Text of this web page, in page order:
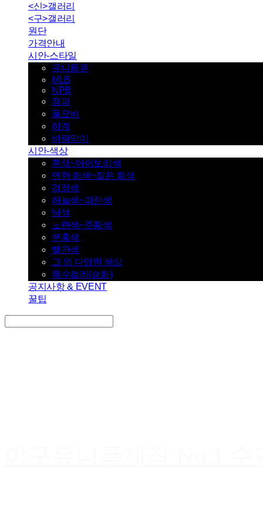
<신>갤러리
<구>갤러리
원단
가격안내
시안-스타일
유니폼큐
MLB
NPB
점퍼
풀오버
하계
바람막이
시안-색상
흰색~아이보리색
연한 회색~짙은 회색
검정색
하늘색~파란색
남색
노란색~주황색
분홍색
빨간색
그 외 다양한 색상
특수컬러(승화)
공지사항 & EVENT
꿀팁